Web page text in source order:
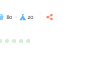
80 20